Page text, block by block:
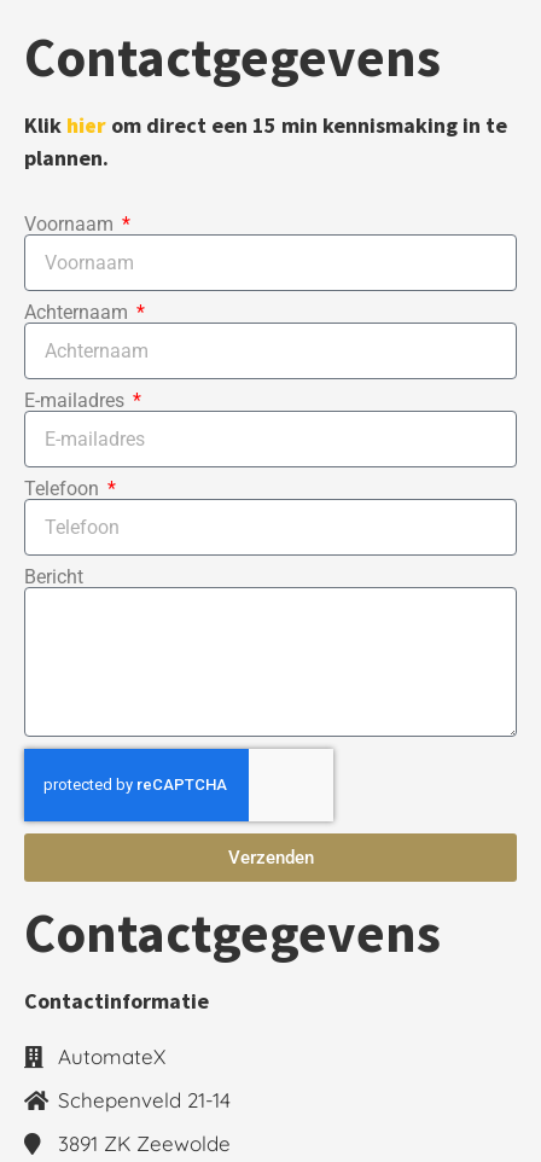
Contactgegevens
Klik hier om direct een 15 min kennismaking in te
plannen.
Voornaam
Achternaam
E-mailadres
Telefoon
Bericht
Verzenden
Contactgegevens
Contactinformatie
AutomateX
Schepenveld 21-14
3891 ZK Zeewolde